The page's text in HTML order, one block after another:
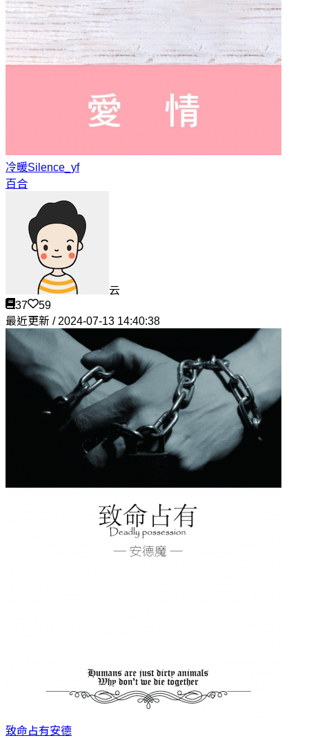
冷暖Silence_yf
百合
云
37
59
最近更新 / 2024-07-13 14:40:38
致命占有安德